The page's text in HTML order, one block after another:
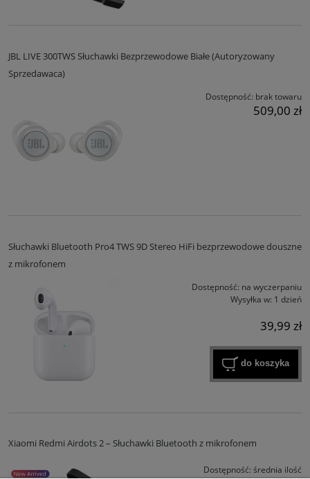
JBL LIVE 300TWS Słuchawki Bezprzewodowe Białe (Autoryzowany
Sprzedawaca)
Dostępność: brak towaru
509,00 zł
Słuchawki Bluetooth Pro4 TWS 9D Stereo HiFi bezprzewodowe douszne
z mikrofonem
Dostępność: na wyczerpaniu
Wysyłka w: 1 dzień
39,99 zł
do koszyka
Xiaomi Redmi Airdots 2 – Słuchawki Bluetooth z mikrofonem
Dostępność: średnia ilość